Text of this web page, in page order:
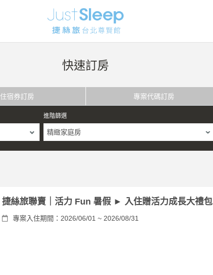
快速訂房
住宿券訂房 專案代碼訂房
進階篩選
精緻家庭房
捷絲旅聯賣｜活力 Fun 暑假 ► 入住贈活力成長大禮包
專案入住期間：2026/06/01 ~ 2026/08/31